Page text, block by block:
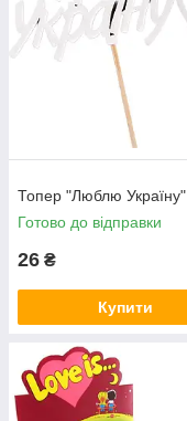
Топер "Люблю Україну"
Готово до відправки
26 ₴
Купити